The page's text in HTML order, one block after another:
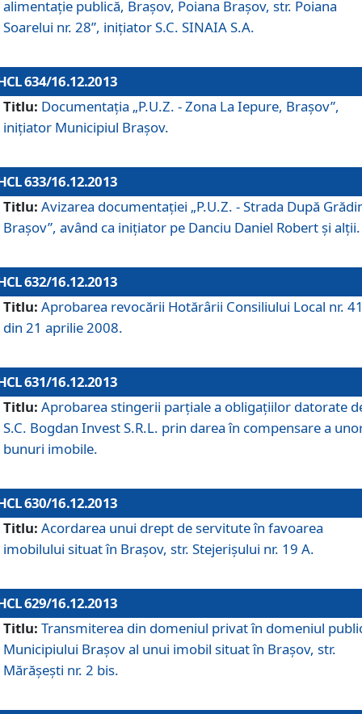
alimentaţie publică, Braşov, Poiana Braşov, str. Poiana
Soarelui nr. 28”, iniţiator S.C. SINAIA S.A.
634/16.12.2013
Titlu: Documentaţia „P.U.Z. - Zona La Iepure, Braşov”,
iniţiator Municipiul Braşov.
633/16.12.2013
Titlu: Avizarea documentaţiei „P.U.Z. - Strada După
Braşov”, având ca iniţiator pe Danciu Daniel Robert şi alţii.
632/16.12.2013
Titlu: Aprobarea revocării Hotărârii Consiliului Local nr.
din 21 aprilie 2008.
631/16.12.2013
Titlu: Aprobarea stingerii parţiale a obligaţiilor datorate
S.C. Bogdan Invest S.R.L. prin darea în compensare a
bunuri imobile.
630/16.12.2013
Titlu: Acordarea unui drept de servitute în favoarea
imobilului situat în Braşov, str. Stejerişului nr. 19 A.
629/16.12.2013
Titlu: Transmiterea din domeniul privat în domeniul
Municipiului Braşov al unui imobil situat în Braşov, str.
Mărăşeşti nr. 2 bis.